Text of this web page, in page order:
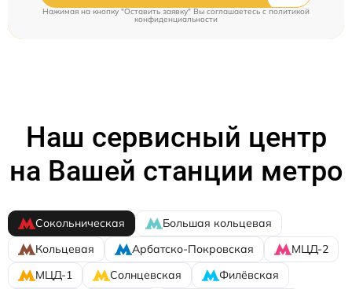
Нажимая на кнопку "Оставить заявку" Вы соглашаетесь c политикой
конфиденциальности
Наш сервисный центр
на Вашей станции метро
Сокольническая
Большая кольцевая
Кольцевая
Арбатско-Покровская
МЦД-2
МЦД-1
Солнцевская
Филёвская